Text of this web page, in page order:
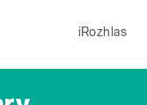
iRozhlas